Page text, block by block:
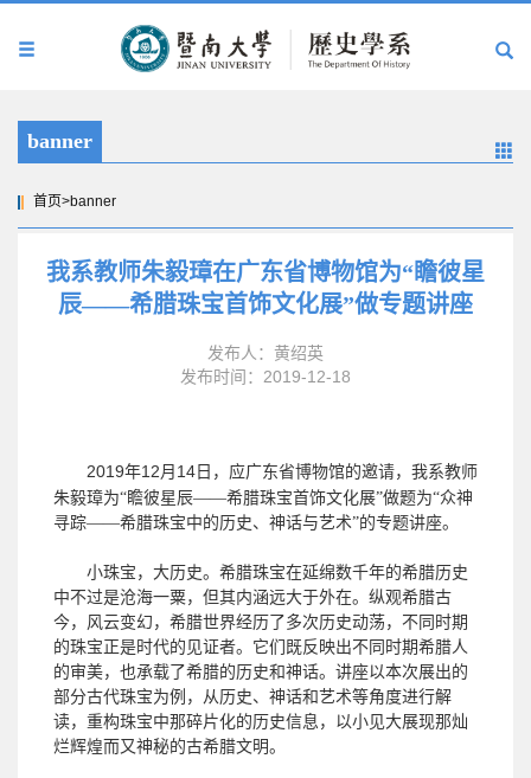
banner
首页>banner
我系教师朱毅璋在广东省博物馆为“瞻彼星
辰——希腊珠宝首饰文化展”做专题讲座
发布人：黄绍英
发布时间：2019-12-18
2019年12月 14 日，应广东省博物馆的邀请，我系教师
朱毅璋为“瞻彼星辰——希腊珠宝首饰文化展”做题为“众神
寻踪——希腊珠宝中的历史、神话与艺术”的专题讲座。
小珠宝，大历史。希腊珠宝在延绵数千年的希腊历史
中不过是沧海一粟，但其内涵远大于外在。纵观希腊古
今，风云变幻，希腊世界经历了多次历史动荡，不同时期
的珠宝正是时代的见证者。它们既反映出不同时期希腊人
的审美，也承载了希腊的历史和神话。讲座以本次展出的
部分古代珠宝为例，从历史、神话和艺术等角度进行解
读，重构珠宝中那碎片化的历史信息，以小见大展现那灿
烂辉煌而又神秘的古希腊文明。